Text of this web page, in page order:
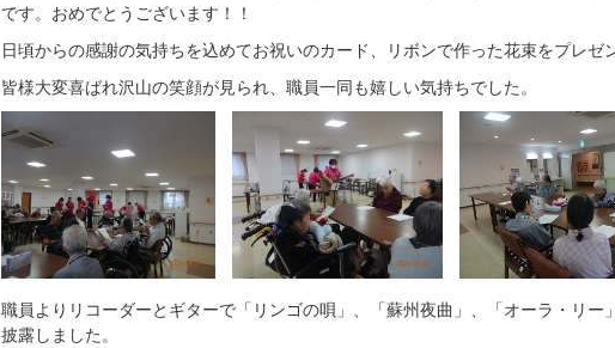
です。おめでとうございます！！
日頃からの感謝の気持ちを込めてお祝いのカード、リボンで作った花束をプレゼ
皆様大変喜ばれ沢山の笑顔が見られ、職員一同も嬉しい気持ちでした。
職員よりリコーダーとギターで「リンゴの唄」、「蘇州夜曲」、「オーラ・リー
披露しました。